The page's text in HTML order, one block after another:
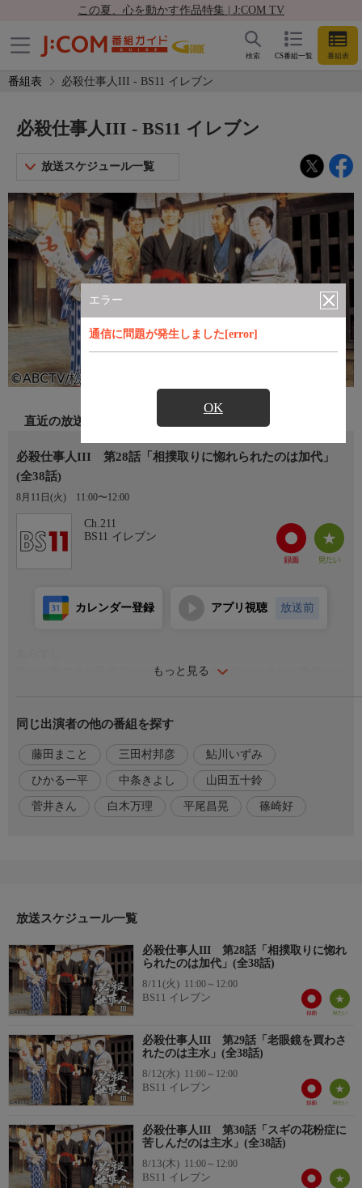
この夏、心を動かす作品特集 | J:COM TV
CS番組一覧 番組表
検索
番組表 必殺仕事人III - BS11 イレブン
エラー
通信に問題が発生しました[error]
OK
必殺仕事人III - BS11 イレブン
放送スケジュール一覧
直近の放送
必殺仕事人III 第28話「相撲取りに惚れられたのは加代」
(全38話)
8月11日(火) 11:00〜12:00
Ch.211
BS11 イレブン
もっと見る
カレンダー登録 アプリ視聴 放送前
加代と秀の住む長屋で、一家心中が発生。これは単純な事件とし
空かせていたところを加代に救われ、以来恩返しするために稽古
に励んでいた。
出演者
藤田まこと,三田村邦彦,鮎川いずみ,ひかる一平,中条きよし,山田
五十鈴,菅井きん,白木万理 ほか
BS11公式WEBサイトでは、みなさまからのメッセージを受け付
け、公開しております。番組への率直なご意見やご感想など、ど
しどしお寄せください。
https://www.bs11.jp/drama/hissatsu-shigotonin3/
同じ出演者の他の番組を探す
藤田まこと 三田村邦彦 鮎川いずみ
ひかる一平 中条きよし 山田五十鈴
菅井きん 白木万理 平尾昌晃 篠崎好
放送スケジュール一覧
必殺仕事人III 第28話「相撲取りに惚れ
られたのは加代」(全38話)
8/11(火) 11:00～12:00
BS11 イレブン
必殺仕事人III 第29話「老眼鏡を買わさ
れたのは主水」(全38話)
8/12(水) 11:00～12:00
BS11 イレブン
必殺仕事人III 第30話「スギの花粉症に
苦しんだのは主水」(全38話)
8/13(木) 11:00～12:00
BS11 イレブン